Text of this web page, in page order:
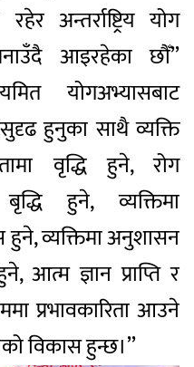
अन्तर्राष्ट्रिय योग
आइरहेका छौँ’’
योगअभ्यासबाट
हुनुका साथै व्यक्ति
वृद्धि हुने, रोग
बृद्धि हुने, व्यक्तिमा
व्यक्तिमा अनुशासन
आत्म ज्ञान प्राप्ति र
प्रभावकारिता आउने
विकास हुन्छ।’’